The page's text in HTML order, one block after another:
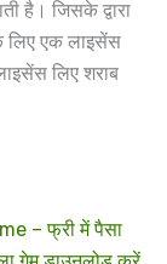
है। जिसके द्वारा
लिए एक लाइसेंस
लिए शराब
– फ्री में पैसा